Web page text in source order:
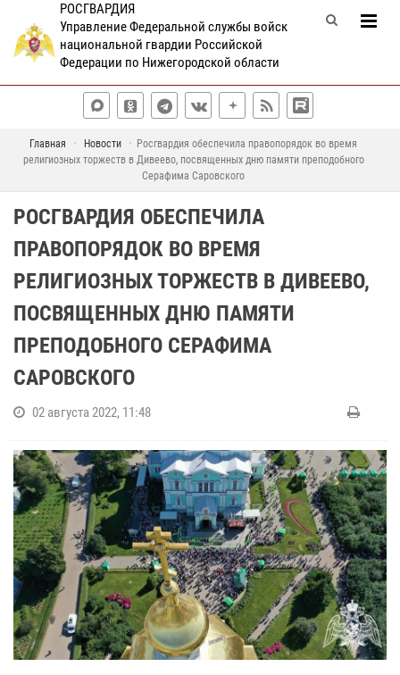
РОСГВАРДИЯ
Управление Федеральной службы войск
национальной гвардии Российской
Федерации по Нижегородской области
Главная Новости
Росгвардия обеспечила правопорядок во время
религиозных торжеств в Дивеево, посвященных дню памяти преподобного
Серафима Саровского
РОСГВАРДИЯ ОБЕСПЕЧИЛА
ПРАВОПОРЯДОК ВО ВРЕМЯ
РЕЛИГИОЗНЫХ ТОРЖЕСТВ В ДИВЕЕВО,
ПОСВЯЩЕННЫХ ДНЮ ПАМЯТИ
ПРЕПОДОБНОГО СЕРАФИМА
САРОВСКОГО
02 августа 2022, 11:48